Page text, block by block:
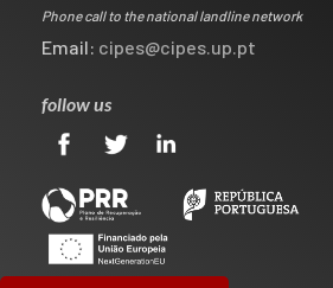
Phone call to the national landline network
Email: cipes@cipes.up.pt
follow us